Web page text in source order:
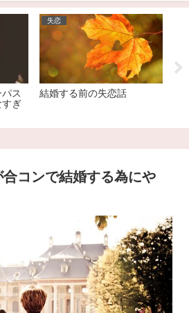
結婚する前の失恋話
婚活
コンで結婚する為にや